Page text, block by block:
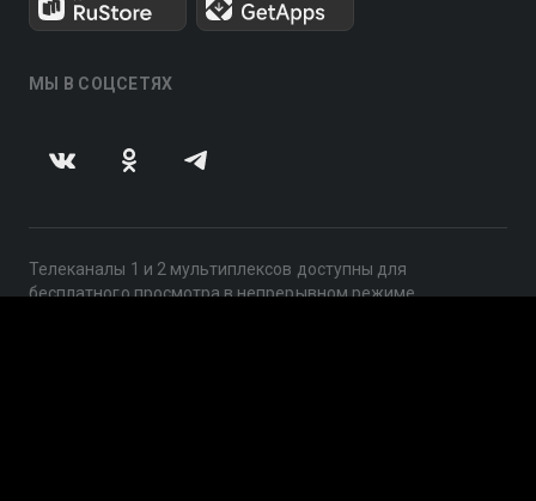
МЫ В СОЦСЕТЯХ
Телеканалы 1 и 2 мультиплексов доступны для
бесплатного просмотра в непрерывном режиме,